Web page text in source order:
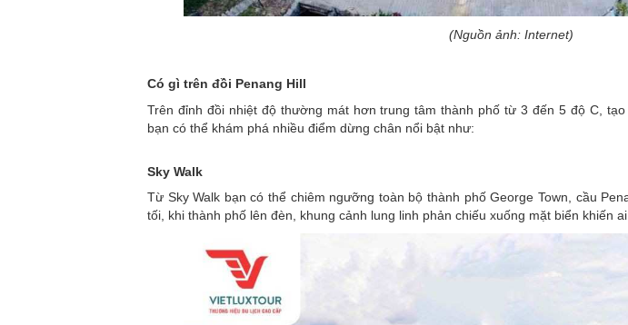
(Nguồn ảnh: Internet)
Có gì trên đồi Penang Hill
Trên đỉnh đồi nhiệt độ thường mát hơn trung tâm thành phố từ 3 đến 5 độ C,
bạn có thể khám phá nhiều điểm dừng chân nổi bật như:
Sky Walk
Từ Sky Walk bạn có thể chiêm ngưỡng toàn bộ thành phố George Town, cầu
tối, khi thành phố lên đèn, khung cảnh lung linh phản chiếu xuống mặt biển khiến